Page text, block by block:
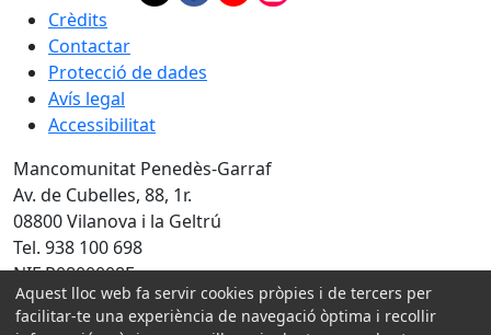
Crèdits
Contactar
Protecció de dades
Avís legal
Accessibilitat
Mancomunitat Penedès-Garraf
Av. de Cubelles, 88, 1r.
08800 Vilanova i la Geltrú
Tel. 938 100 698
NIF P0800008E
Amb la col·laboració de:
Aquest lloc web fa servir cookies pròpies i de tercers per
facilitar-te una experiència de navegació òptima i recollir